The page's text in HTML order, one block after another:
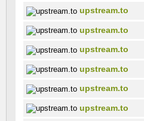
upstream.to
upstream.to
upstream.to
upstream.to
upstream.to
upstream.to